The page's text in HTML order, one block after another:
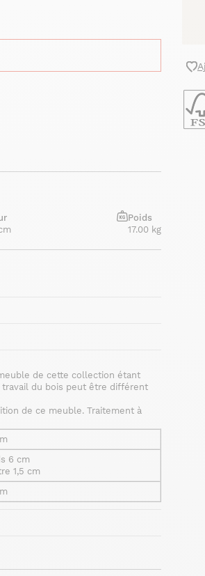
Poids
17.00 kg
de cette collection étant
du bois peut être différent
de ce meuble. Traitement à
6 cm
1,5 cm